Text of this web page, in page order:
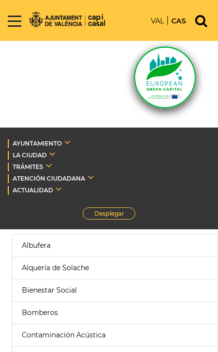
VAL CAS
AYUNTAMIENTO
LA CIUDAD
TRÁMITES
ATENCIÓN CIUDADANA
ACTUALIDAD
Desplegar
Albufera
Alquería de Solache
Bienestar Social
Bomberos
Contaminación Acústica